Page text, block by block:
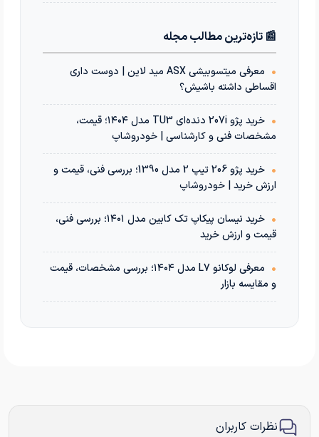
📰 تازه‌ترین مطالب مجله
•
معرفی میتسوبیشی ASX مید لاین | دوست داری
اقساطی داشته باشیش؟
•
خرید پژو 207i دنده‌ای TU3 مدل ۱۴۰۴؛ قیمت،
مشخصات فنی و کارشناسی | خودروشاپ
•
خرید پژو 206 تیپ 2 مدل 1390؛ بررسی فنی، قیمت و
ارزش خرید | خودروشاپ
•
خرید نیسان پیکاپ تک کابین مدل ۱۴۰۱؛ بررسی فنی،
قیمت و ارزش خرید
•
معرفی لوکانو L7 مدل ۱۴۰۴؛ بررسی مشخصات، قیمت
و مقایسه بازار
نظرات کاربران